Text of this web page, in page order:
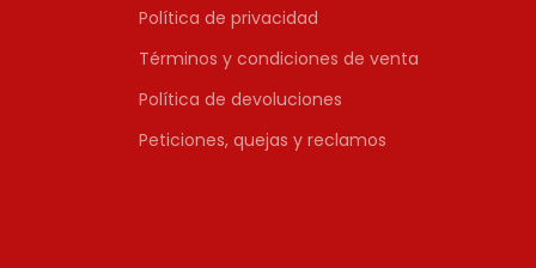
Política de privacidad
Términos y condiciones de venta
Política de devoluciones
Peticiones, quejas y reclamos